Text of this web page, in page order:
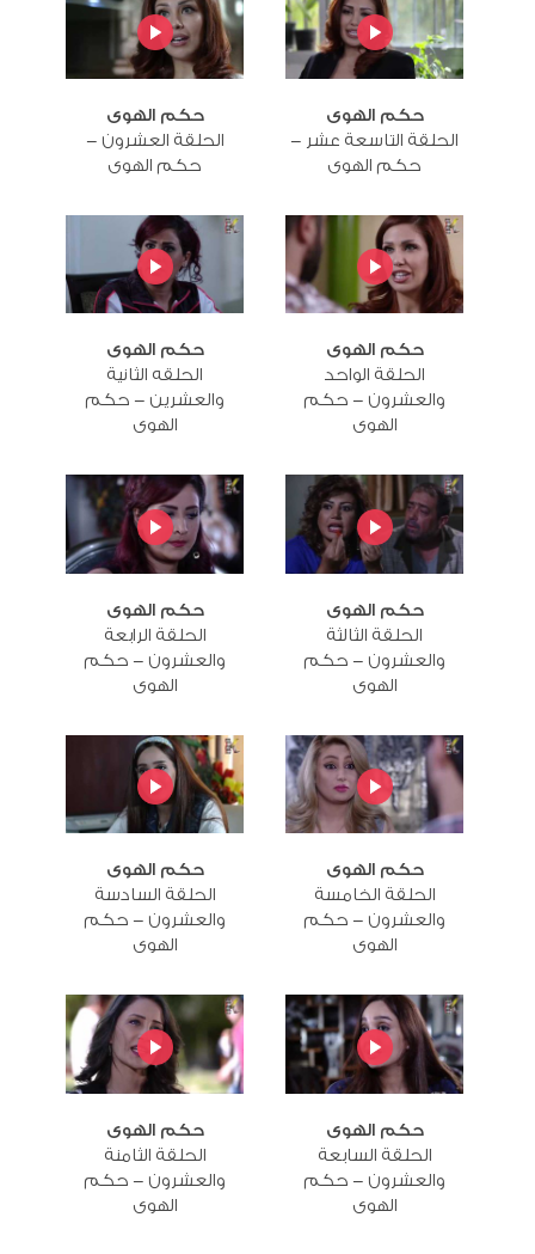
حكم الهوى
الحلقة التاسعة عشر -
حكم الهوى
حكم الهوى
الحلقة العشرون -
حكم الهوى
حكم الهوى
الحلقة الواحد
والعشرون - حكم
الهوى
حكم الهوى
الحلقه الثانية
والعشرين - حكم
الهوى
حكم الهوى
الحلقة الثالثة
والعشرون - حكم
الهوى
حكم الهوى
الحلقة الرابعة
والعشرون - حكم
الهوى
حكم الهوى
الحلقة الخامسة
والعشرون - حكم
الهوى
حكم الهوى
الحلقة السادسة
والعشرون - حكم
الهوى
حكم الهوى
الحلقة السابعة
والعشرون - حكم
الهوى
حكم الهوى
الحلقة الثامنة
والعشرون - حكم
الهوى